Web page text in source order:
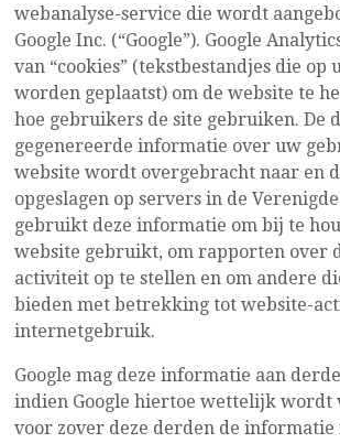
webanalyse-service die wordt
Google Inc. (“Google”). Google
van “cookies” (tekstbestandjes die op
worden geplaatst) om de website te
hoe gebruikers de site gebruiken. De
gegenereerde informatie over uw
website wordt overgebracht naar en
opgeslagen op servers in de
gebruikt deze informatie om bij te
website gebruikt, om rapporten over
activiteit op te stellen en om andere
bieden met betrekking tot website-
internetgebruik.
Google mag deze informatie aan
indien Google hiertoe wettelijk wordt
voor zover deze derden de informatie